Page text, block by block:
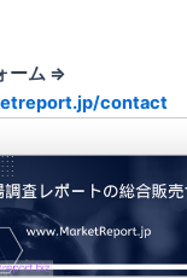
ーム ⇒
contact